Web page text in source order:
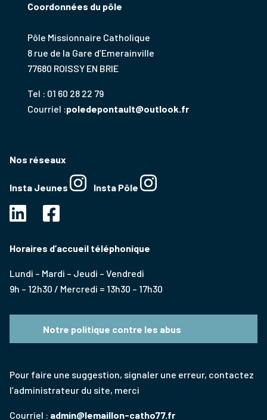
Coordonnées du pôle
Pôle Missionnaire Catholique
8 rue de la Gare d’Emerainville
77680 ROISSY EN BRIE
Tel : 01 60 28 22 79
Courriel :poledepontault@outlook.fr
Nos réseaux
Insta Jeunes Insta Pôle
Horaires d’accueil téléphonique
Lundi – Mardi – Jeudi – Vendredi
9h – 12h30 / Mercredi = 13h30 – 17h30
Notre politique contre les abus
Pour faire une suggestion, signaler une erreur, contactez
l’administrateur du site, merci
Courriel : admin@lemaillon-catho77.fr